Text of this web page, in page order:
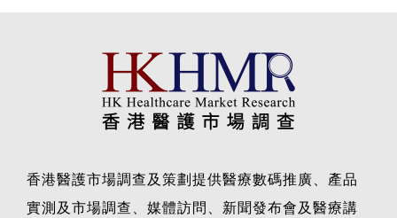
香港醫護市場調查及策劃提供醫療數碼推廣、產品
實測及市場調查、媒體訪問、新聞發布會及醫療講